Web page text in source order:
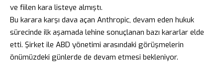
ve fiilen kara listeye almıştı.
Bu karara karşı dava açan Anthropic, devam eden hukuk
sürecinde ilk aşamada lehine sonuçlanan bazı kararlar elde
etti. Şirket ile ABD yönetimi arasındaki görüşmelerin
önümüzdeki günlerde de devam etmesi bekleniyor.